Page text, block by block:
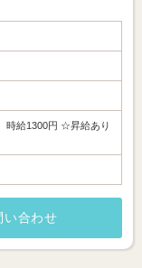
時給1300円 ☆昇給あり
い合わせ